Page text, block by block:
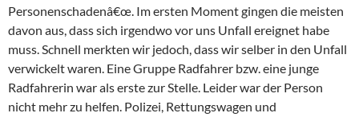
Personenschadenâ€œ. Im ersten Moment gingen die meisten
davon aus, dass sich irgendwo vor uns Unfall ereignet habe
muss. Schnell merkten wir jedoch, dass wir selber in den Unfall
verwickelt waren. Eine Gruppe Radfahrer bzw. eine junge
Radfahrerin war als erste zur Stelle. Leider war der Person
nicht mehr zu helfen. Polizei, Rettungswagen und